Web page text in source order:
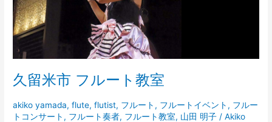
久留米市 フルート教室
akiko yamada,flute,flutist, フルート , フルートイベント , フルー
トコンサート , フルート奏者, フルート教室, 山田 明子 /Akiko
フ
ル
ー
教
室